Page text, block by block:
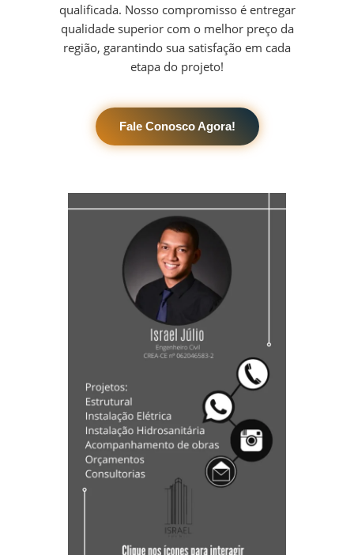
qualificada. Nosso compromisso é entregar
qualidade superior com o melhor preço da
região, garantindo sua satisfação em cada
etapa do projeto!
Fale Conosco Agora!